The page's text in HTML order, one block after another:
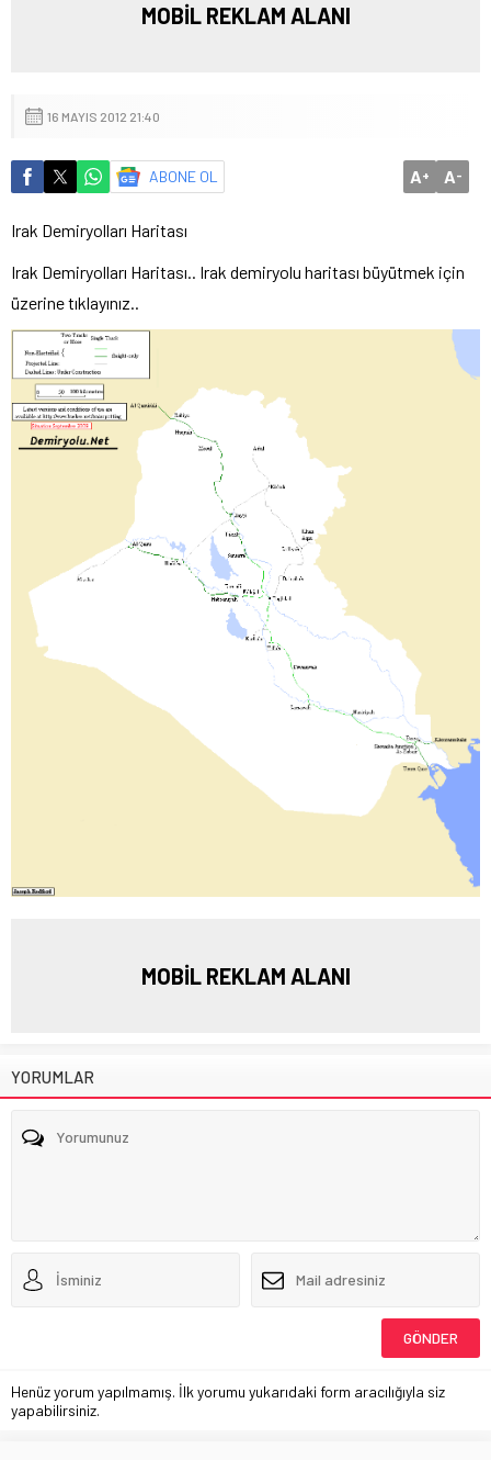
MOBİL REKLAM ALANI
16 MAYIS 2012 21:40
ABONE OL A+ A-
Irak Demiryolları Haritası
Irak Demiryolları Haritası.. Irak demiryolu haritası büyütmek için
üzerine tıklayınız..
MOBİL REKLAM ALANI
YORUMLAR
Henüz yorum yapılmamış. İlk yorumu yukarıdaki form aracılığıyla siz
yapabilirsiniz.